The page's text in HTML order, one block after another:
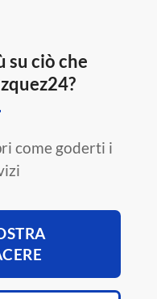
su ciò che
come goderti i